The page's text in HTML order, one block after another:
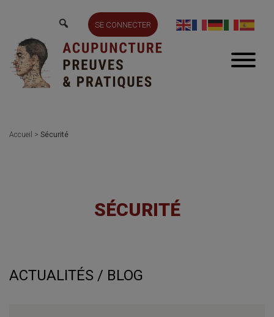
SE CONNECTER
Accueil > Sécurité
SÉCURITÉ
ACTUALITÉS / BLOG